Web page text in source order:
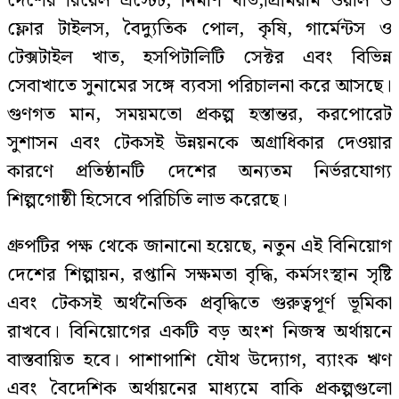
ফ্লোর টাইলস, বৈদ্যুতিক পোল, কৃষি, গার্মেন্টস ও
টেক্সটাইল খাত, হসপিটালিটি সেক্টর এবং বিভিন্ন
সেবাখাতে সুনামের সঙ্গে ব্যবসা পরিচালনা করে আসছে।
গুণগত মান, সময়মতো প্রকল্প হস্তান্তর, করপোরেট
সুশাসন এবং টেকসই উন্নয়নকে অগ্রাধিকার দেওয়ার
কারণে প্রতিষ্ঠানটি দেশের অন্যতম নির্ভরযোগ্য
শিল্পগোষ্ঠী হিসেবে পরিচিতি লাভ করেছে।
গ্রুপটির পক্ষ থেকে জানানো হয়েছে, নতুন এই বিনিয়োগ
দেশের শিল্পায়ন, রপ্তানি সক্ষমতা বৃদ্ধি, কর্মসংস্থান সৃষ্টি
এবং টেকসই অর্থনৈতিক প্রবৃদ্ধিতে গুরুত্বপূর্ণ ভূমিকা
রাখবে। বিনিয়োগের একটি বড় অংশ নিজস্ব অর্থায়নে
বাস্তবায়িত হবে। পাশাপাশি যৌথ উদ্যোগ, ব্যাংক ঋণ
এবং বৈদেশিক অর্থায়নের মাধ্যমে বাকি প্রকল্পগুলো